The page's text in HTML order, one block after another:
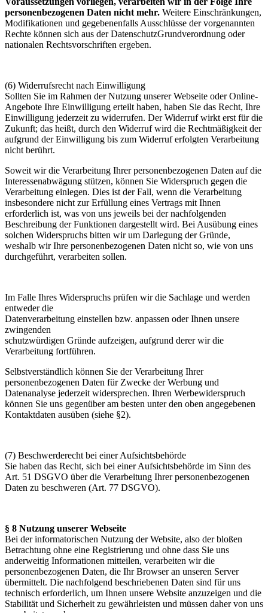
personenbezogenen Daten nicht mehr. Weitere Einschränkungen,
Modifikationen und gegebenenfalls Ausschlüsse der vorgenannten
Rechte können sich aus der DatenschutzGrundverordnung oder
nationalen Rechtsvorschriften ergeben.
(6) Widerrufsrecht nach Einwilligung
Sollten Sie im Rahmen der Nutzung unserer Webseite oder Online-
Angebote Ihre Einwilligung erteilt haben, haben Sie das Recht, Ihre
Einwilligung jederzeit zu widerrufen. Der Widerruf wirkt erst für die
Zukunft; das heißt, durch den Widerruf wird die Rechtmäßigkeit der
aufgrund der Einwilligung bis zum Widerruf erfolgten Verarbeitung
nicht berührt.
Soweit wir die Verarbeitung Ihrer personenbezogenen Daten auf die
Interessenabwägung stützen, können Sie Widerspruch gegen die
Verarbeitung einlegen. Dies ist der Fall, wenn die Verarbeitung
insbesondere nicht zur Erfüllung eines Vertrags mit Ihnen
erforderlich ist, was von uns jeweils bei der nachfolgenden
Beschreibung der Funktionen dargestellt wird. Bei Ausübung eines
solchen Widerspruchs bitten wir um Darlegung der Gründe,
weshalb wir Ihre personenbezogenen Daten nicht so, wie von uns
durchgeführt, verarbeiten sollen.
Im Falle Ihres Widerspruchs prüfen wir die Sachlage und werden
entweder die
Datenverarbeitung einstellen bzw. anpassen oder Ihnen unsere
zwingenden
schutzwürdigen Gründe aufzeigen, aufgrund derer wir die
Verarbeitung fortführen.
Selbstverständlich können Sie der Verarbeitung Ihrer
personenbezogenen Daten für Zwecke der Werbung und
Datenanalyse jederzeit widersprechen. Ihren Werbewiderspruch
können Sie uns gegenüber am besten unter den oben angegebenen
Kontaktdaten ausüben (siehe §2).
(7) Beschwerderecht bei einer Aufsichtsbehörde
Sie haben das Recht, sich bei einer Aufsichtsbehörde im Sinn des
Art. 51 DSGVO über die Verarbeitung Ihrer personenbezogenen
Daten zu beschweren (Art. 77 DSGVO).
§ 8 Nutzung unserer Webseite
Bei der informatorischen Nutzung der Website, also der bloßen
Betrachtung ohne eine Registrierung und ohne dass Sie uns
anderweitig Informationen mitteilen, verarbeiten wir die
personenbezogenen Daten, die Ihr Browser an unseren Server
übermittelt. Die nachfolgend beschriebenen Daten sind für uns
technisch erforderlich, um Ihnen unsere Website anzuzeigen und die
Stabilität und Sicherheit zu gewährleisten und müssen daher von uns